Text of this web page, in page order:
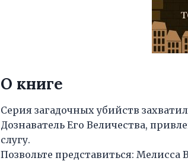
О книге
Серия загадочных убийств
Дознаватель Его Величества,
слугу.
Позвольте представиться: